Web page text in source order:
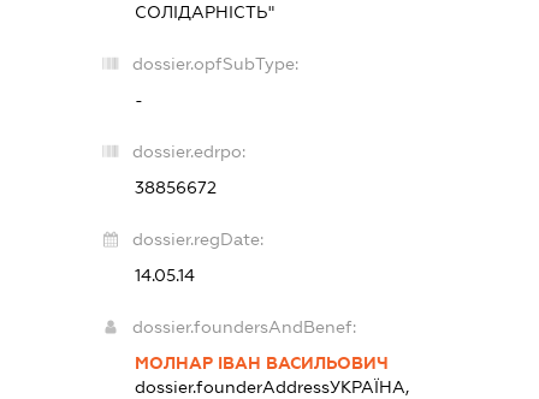
СОЛІДАРНІСТЬ"
dossier.opfSubType:
-
dossier.edrpo:
38856672
dossier.regDate:
14.05.14
dossier.foundersAndBenef:
МОЛНАР ІВАН ВАСИЛЬОВИЧ
dossier.founderAddressУКРАЇНА,